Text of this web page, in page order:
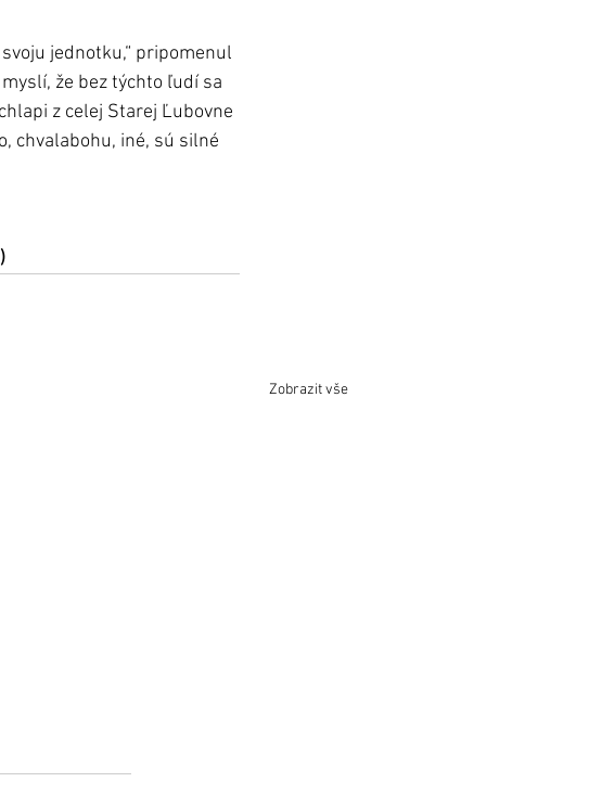
jednotku,“ pripomenul
že bez týchto ľudí sa
z celej Starej Ľubovne
chvalabohu, iné, sú silné
Zobrazit vše